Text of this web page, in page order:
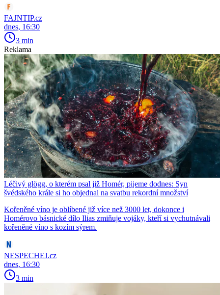
FAJNTIP.cz
dnes, 16:30
3 min
Reklama
Léčivý glögg, o kterém psal již Homér, pijeme dodnes: Syn
švédského krále si ho objednal na svatbu rekordní množství
Kořeněné víno je oblíbené již více než 3000 let, dokonce i
Homérovo básnické dílo Ilias zmiňuje vojáky, kteří si vychutnávali
kořeněné víno s kozím sýrem.
NESPECHEJ.cz
dnes, 16:30
3 min